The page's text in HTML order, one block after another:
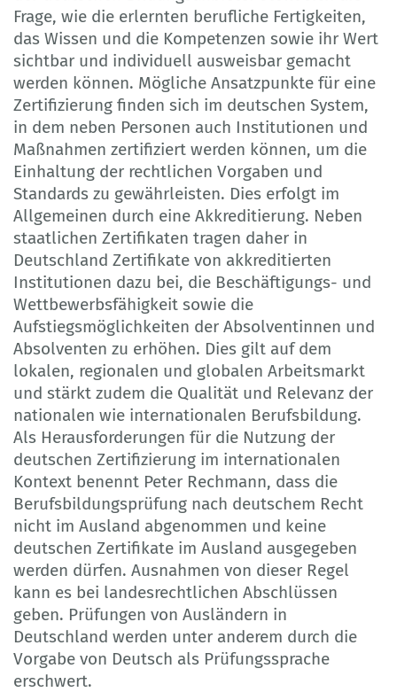
Frage, wie die erlernten berufliche Fertigkeiten,
das Wissen und die Kompetenzen sowie ihr Wert
sichtbar und individuell ausweisbar gemacht
werden können. Mögliche Ansatzpunkte für eine
Zertifizierung finden sich im deutschen System,
in dem neben Personen auch Institutionen und
Maßnahmen zertifiziert werden können, um die
Einhaltung der rechtlichen Vorgaben und
Standards zu gewährleisten. Dies erfolgt im
Allgemeinen durch eine Akkreditierung. Neben
staatlichen Zertifikaten tragen daher in
Deutschland Zertifikate von akkreditierten
Institutionen dazu bei, die Beschäftigungs- und
Wettbewerbsfähigkeit sowie die
Aufstiegsmöglichkeiten der Absolventinnen und
Absolventen zu erhöhen. Dies gilt auf dem
lokalen, regionalen und globalen Arbeitsmarkt
und stärkt zudem die Qualität und Relevanz der
nationalen wie internationalen Berufsbildung.
Als Herausforderungen für die Nutzung der
deutschen Zertifizierung im internationalen
Kontext benennt Peter Rechmann, dass die
Berufsbildungsprüfung nach deutschem Recht
nicht im Ausland abgenommen und keine
deutschen Zertifikate im Ausland ausgegeben
werden dürfen. Ausnahmen von dieser Regel
kann es bei landesrechtlichen Abschlüssen
geben. Prüfungen von Ausländern in
Deutschland werden unter anderem durch die
Vorgabe von Deutsch als Prüfungssprache
erschwert.